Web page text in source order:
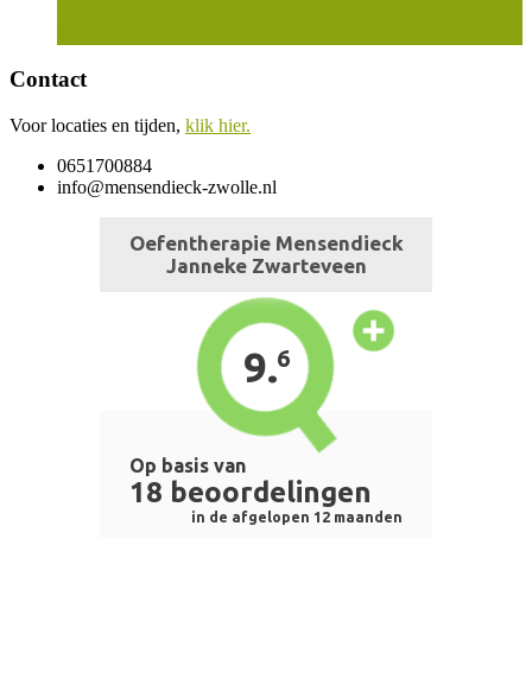
Contact
Voor locaties en tijden, klik hier.
0651700884
info@mensendieck-zwolle.nl